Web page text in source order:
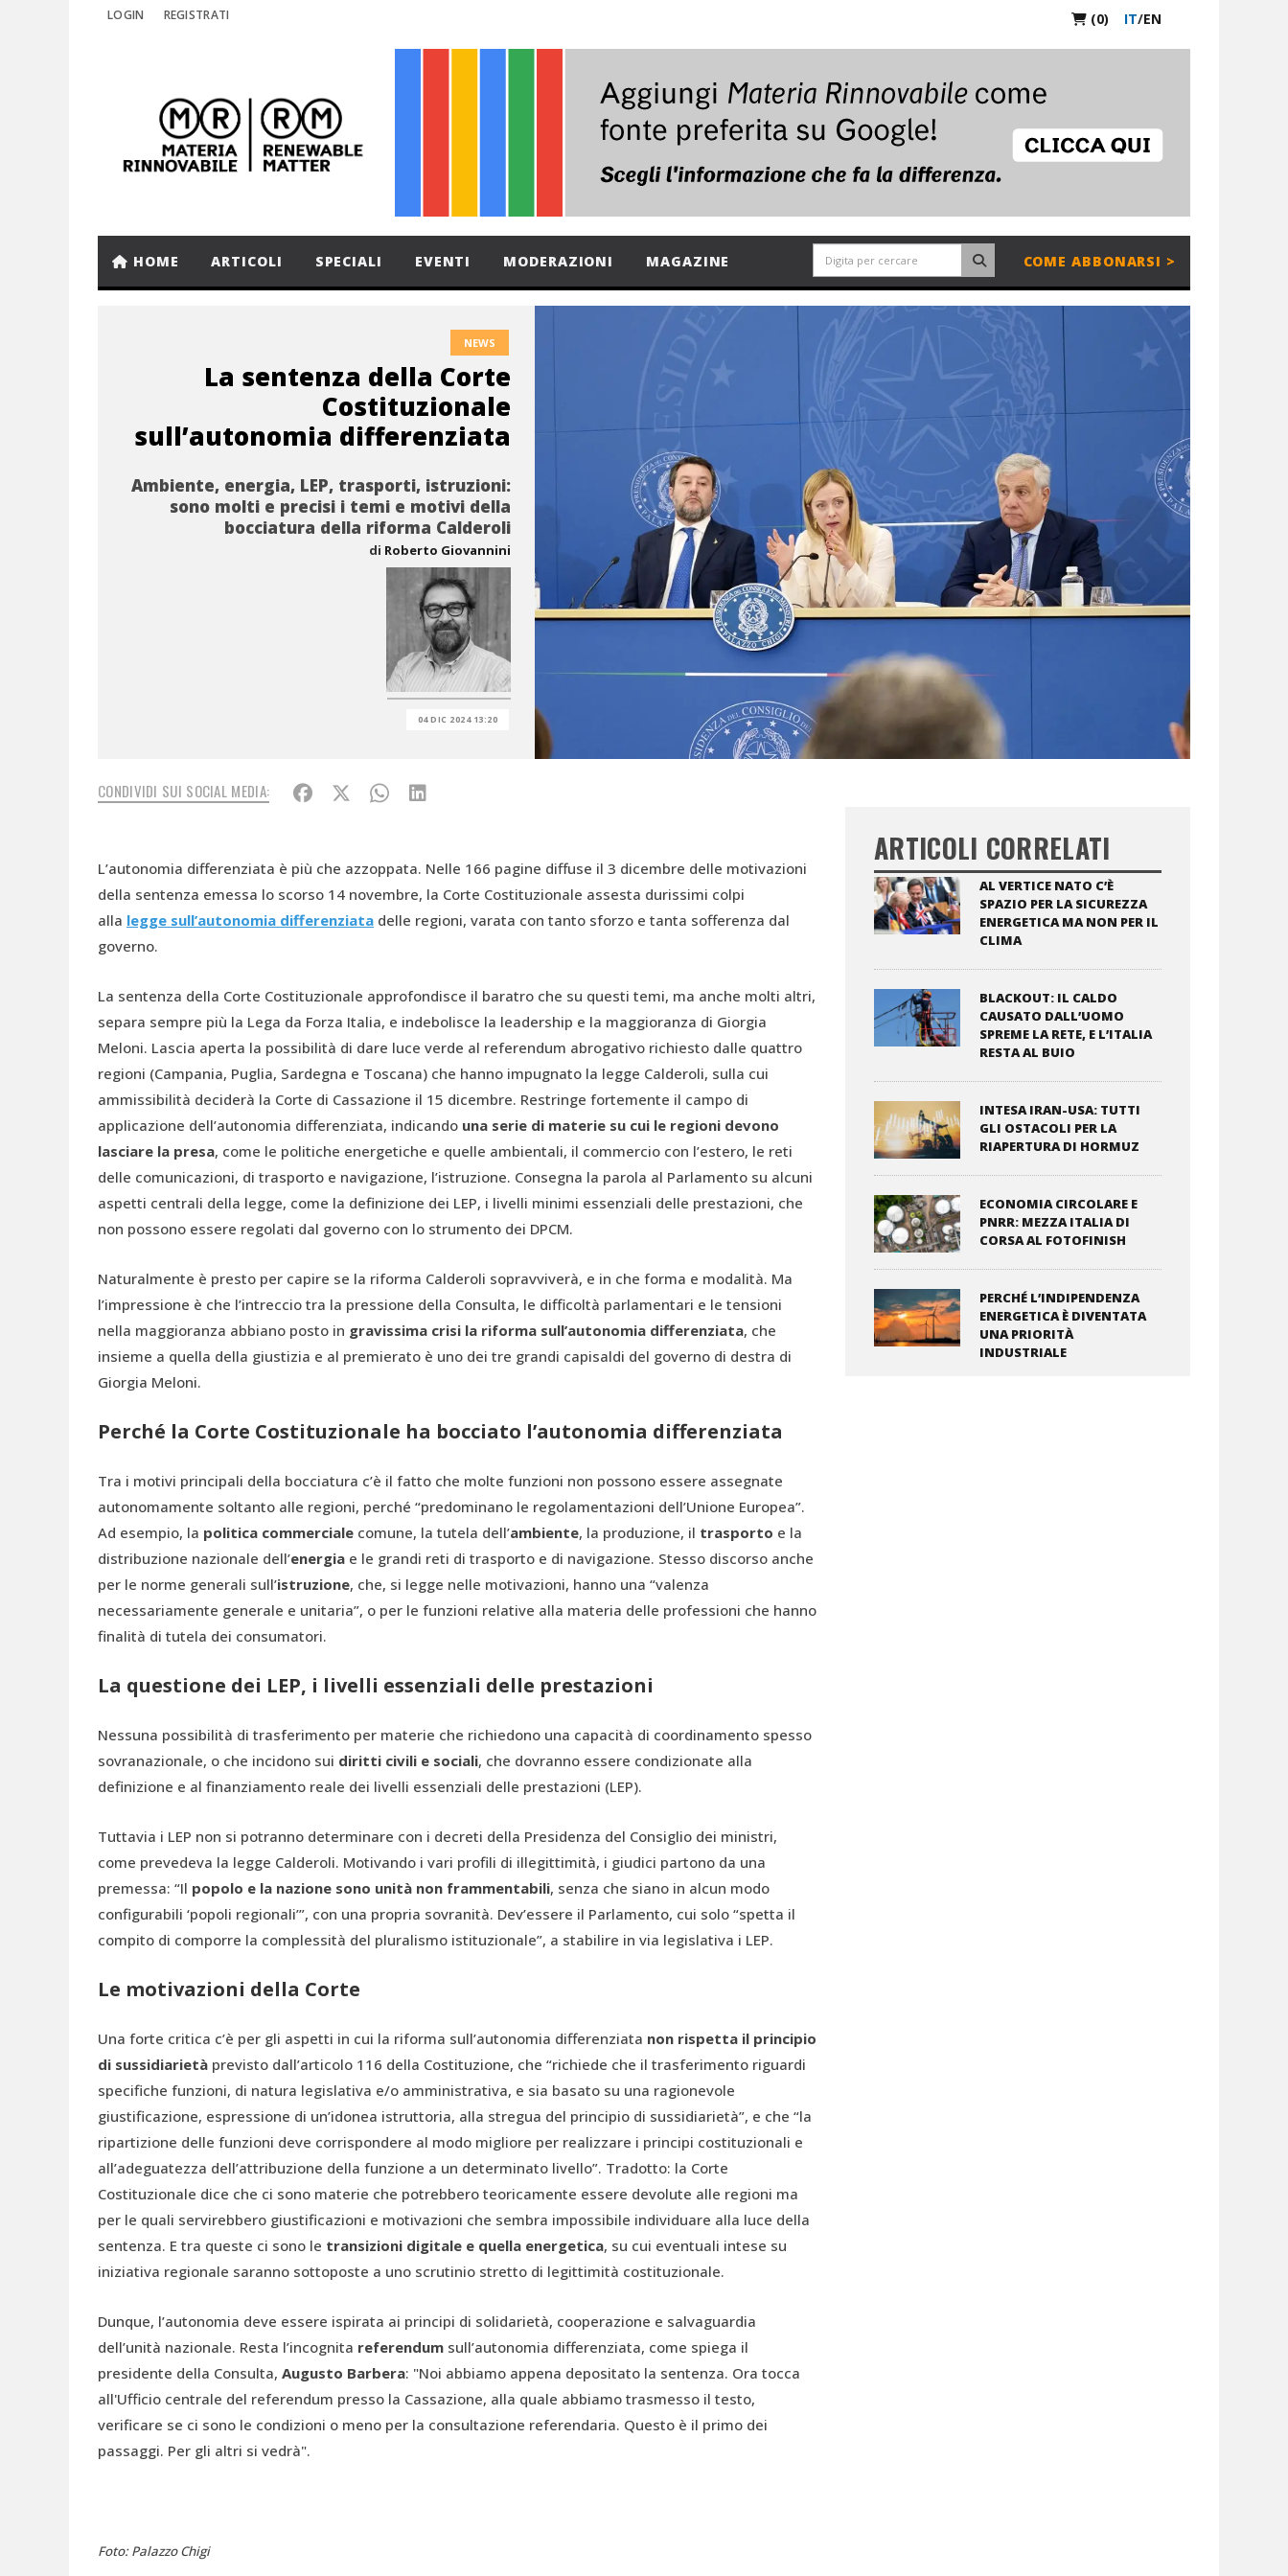
LOGIN REGISTRATI (0) IT/EN
HOME ARTICOLI SPECIALI EVENTI MODERAZIONI MAGAZINE COME ABBONARSI >
NEWS
La sentenza della Corte
Costituzionale
sull’autonomia differenziata
Ambiente, energia, LEP, trasporti, istruzioni:
sono molti e precisi i temi e motivi della
bocciatura della riforma Calderoli
di Roberto Giovannini
04 DIC 2024 13:20
CONDIVIDI SUI SOCIAL MEDIA:
L’autonomia differenziata è più che azzoppata. Nelle 166 pagine diffuse il 3 dicembre delle motivazioni
della sentenza emessa lo scorso 14 novembre, la Corte Costituzionale assesta durissimi colpi
alla legge sull’autonomia differenziata delle regioni, varata con tanto sforzo e tanta sofferenza dal
governo.
La sentenza della Corte Costituzionale approfondisce il baratro che su questi temi, ma anche molti altri,
separa sempre più la Lega da Forza Italia, e indebolisce la leadership e la maggioranza di Giorgia
Meloni. Lascia aperta la possibilità di dare luce verde al referendum abrogativo richiesto dalle quattro
regioni (Campania, Puglia, Sardegna e Toscana) che hanno impugnato la legge Calderoli, sulla cui
ammissibilità deciderà la Corte di Cassazione il 15 dicembre. Restringe fortemente il campo di
applicazione dell’autonomia differenziata, indicando una serie di materie su cui le regioni devono
lasciare la presa, come le politiche energetiche e quelle ambientali, il commercio con l’estero, le reti
delle comunicazioni, di trasporto e navigazione, l’istruzione. Consegna la parola al Parlamento su alcuni
aspetti centrali della legge, come la definizione dei LEP, i livelli minimi essenziali delle prestazioni, che
non possono essere regolati dal governo con lo strumento dei DPCM.
Naturalmente è presto per capire se la riforma Calderoli sopravviverà, e in che forma e modalità. Ma
l’impressione è che l’intreccio tra la pressione della Consulta, le difficoltà parlamentari e le tensioni
nella maggioranza abbiano posto in gravissima crisi la riforma sull’autonomia differenziata, che
insieme a quella della giustizia e al premierato è uno dei tre grandi capisaldi del governo di destra di
Giorgia Meloni.
Perché la Corte Costituzionale ha bocciato l’autonomia differenziata
Tra i motivi principali della bocciatura c’è il fatto che molte funzioni non possono essere assegnate
autonomamente soltanto alle regioni, perché “predominano le regolamentazioni dell’Unione Europea”.
Ad esempio, la politica commerciale comune, la tutela dell’ambiente, la produzione, il trasporto e la
distribuzione nazionale dell’energia e le grandi reti di trasporto e di navigazione. Stesso discorso anche
per le norme generali sull’istruzione, che, si legge nelle motivazioni, hanno una “valenza
necessariamente generale e unitaria”, o per le funzioni relative alla materia delle professioni che hanno
finalità di tutela dei consumatori.
La questione dei LEP, i livelli essenziali delle prestazioni
Nessuna possibilità di trasferimento per materie che richiedono una capacità di coordinamento spesso
sovranazionale, o che incidono sui diritti civili e sociali, che dovranno essere condizionate alla
definizione e al finanziamento reale dei livelli essenziali delle prestazioni (LEP).
Tuttavia i LEP non si potranno determinare con i decreti della Presidenza del Consiglio dei ministri,
come prevedeva la legge Calderoli. Motivando i vari profili di illegittimità, i giudici partono da una
premessa: “Il popolo e la nazione sono unità non frammentabili, senza che siano in alcun modo
configurabili ‘popoli regionali’”, con una propria sovranità. Dev’essere il Parlamento, cui solo “spetta il
compito di comporre la complessità del pluralismo istituzionale”, a stabilire in via legislativa i LEP.
Le motivazioni della Corte
Una forte critica c’è per gli aspetti in cui la riforma sull’autonomia differenziata non rispetta il principio
di sussidiarietà previsto dall’articolo 116 della Costituzione, che “richiede che il trasferimento riguardi
specifiche funzioni, di natura legislativa e/o amministrativa, e sia basato su una ragionevole
giustificazione, espressione di un’idonea istruttoria, alla stregua del principio di sussidiarietà”, e che “la
ripartizione delle funzioni deve corrispondere al modo migliore per realizzare i principi costituzionali e
all’adeguatezza dell’attribuzione della funzione a un determinato livello”. Tradotto: la Corte
Costituzionale dice che ci sono materie che potrebbero teoricamente essere devolute alle regioni ma
per le quali servirebbero giustificazioni e motivazioni che sembra impossibile individuare alla luce della
sentenza. E tra queste ci sono le transizioni digitale e quella energetica, su cui eventuali intese su
iniziativa regionale saranno sottoposte a uno scrutinio stretto di legittimità costituzionale.
Dunque, l’autonomia deve essere ispirata ai principi di solidarietà, cooperazione e salvaguardia
dell’unità nazionale. Resta l’incognita referendum sull’autonomia differenziata, come spiega il
presidente della Consulta, Augusto Barbera: "Noi abbiamo appena depositato la sentenza. Ora tocca
all'Ufficio centrale del referendum presso la Cassazione, alla quale abbiamo trasmesso il testo,
verificare se ci sono le condizioni o meno per la consultazione referendaria. Questo è il primo dei
passaggi. Per gli altri si vedrà".
Foto: Palazzo Chigi
ARTICOLI CORRELATI
AL VERTICE NATO C’È
SPAZIO PER LA SICUREZZA
ENERGETICA MA NON PER IL
CLIMA
BLACKOUT: IL CALDO
CAUSATO DALL’UOMO
SPREME LA RETE, E L’ITALIA
RESTA AL BUIO
INTESA IRAN-USA: TUTTI
GLI OSTACOLI PER LA
RIAPERTURA DI HORMUZ
ECONOMIA CIRCOLARE E
PNRR: MEZZA ITALIA DI
CORSA AL FOTOFINISH
PERCHÉ L’INDIPENDENZA
ENERGETICA È DIVENTATA
UNA PRIORITÀ
INDUSTRIALE